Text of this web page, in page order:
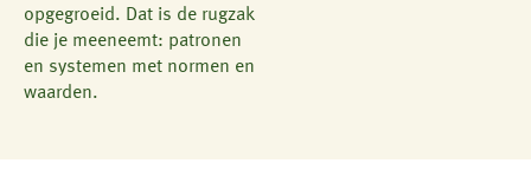
opgegroeid. Dat is de rugzak
die je meeneemt: patronen
en systemen met normen en
waarden.